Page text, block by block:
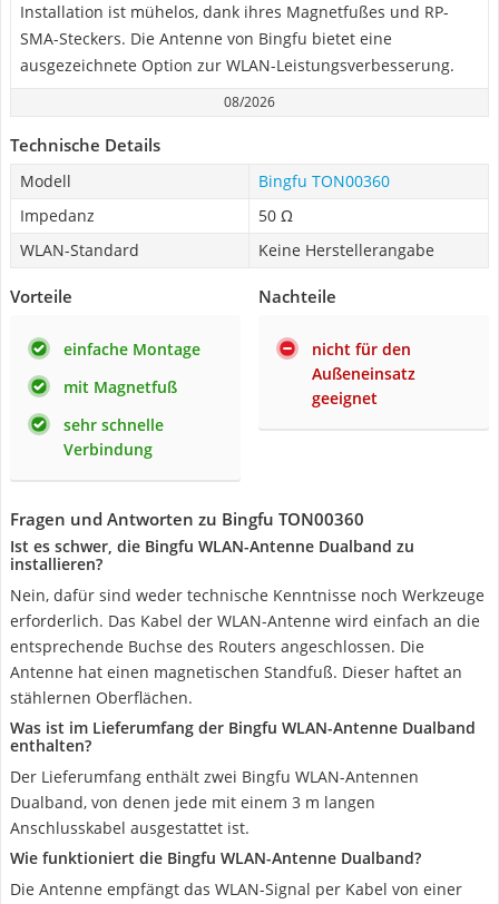
Installation ist mühelos, dank ihres Magnetfußes und RP-
SMA-Steckers. Die Antenne von Bingfu bietet eine
ausgezeichnete Option zur WLAN-Leistungsverbesserung.
08/2026
Technische Details
Modell
Bingfu TON00360
Impedanz
50 Ω
WLAN-Standard
Keine Herstellerangabe
Vorteile
einfache Montage
mit Magnetfuß
sehr schnelle
Verbindung
Nachteile
nicht für den
Außeneinsatz
geeignet
Fragen und Antworten zu Bingfu TON00360
Ist es schwer, die Bingfu WLAN-Antenne Dualband zu
installieren?
Nein, dafür sind weder technische Kenntnisse noch Werkzeuge
erforderlich. Das Kabel der WLAN-Antenne wird einfach an die
entsprechende Buchse des Routers angeschlossen. Die
Antenne hat einen magnetischen Standfuß. Dieser haftet an
stählernen Oberflächen.
Was ist im Lieferumfang der Bingfu WLAN-Antenne Dualband
enthalten?
Der Lieferumfang enthält zwei Bingfu WLAN-Antennen
Dualband, von denen jede mit einem 3 m langen
Anschlusskabel ausgestattet ist.
Wie funktioniert die Bingfu WLAN-Antenne Dualband?
Die Antenne empfängt das WLAN-Signal per Kabel von einer